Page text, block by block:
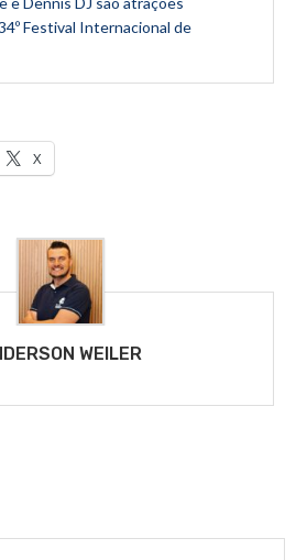
Festival Internacional de
X
WEILER